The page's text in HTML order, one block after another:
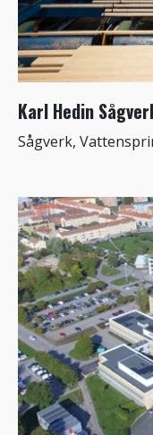
Karl Hedin
Sågverk,